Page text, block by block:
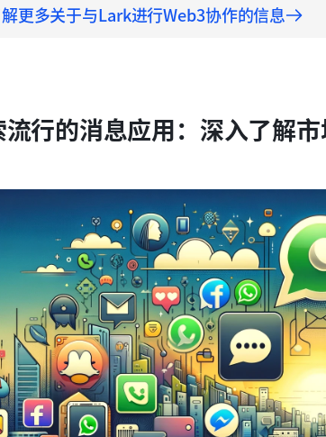
更多关于与Lark进行Web3协作的信息
流行的消息应用：深入了解